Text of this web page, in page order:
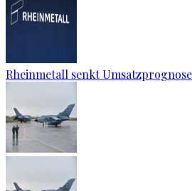
Rheinmetall senkt